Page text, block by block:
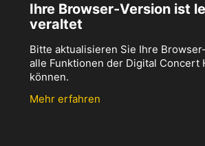
Ihre Browser-Version ist
veraltet
Bitte aktualisieren Sie Ihre
alle Funktionen der Digital Concert
können.
Mehr erfahren